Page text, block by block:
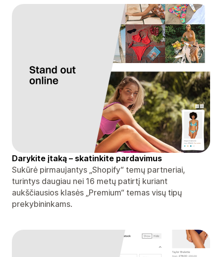
Darykite įtaką – skatinkite pardavimus
Sukūrė pirmaujantys „Shopify“ temų partneriai,
turintys daugiau nei 16 metų patirtį kuriant
aukščiausios klasės „Premium“ temas visų tipų
prekybininkams.